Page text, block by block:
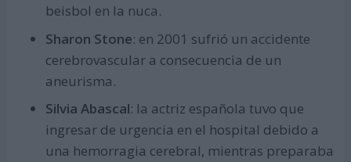
beisbol en la nuca.
Sharon Stone: en 2001 sufrió un accidente
cerebrovascular a consecuencia de un
aneurisma.
Silvia Abascal: la actriz española tuvo que
ingresar de urgencia en el hospital debido a
una hemorragia cerebral, mientras preparaba